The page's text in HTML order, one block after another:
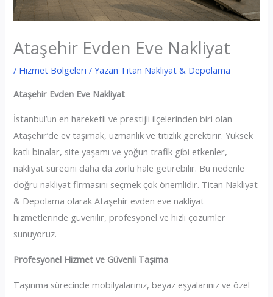
Ataşehir Evden Eve Nakliyat
/ Hizmet Bölgeleri / Yazan Titan Nakliyat & Depolama
Ataşehir Evden Eve Nakliyat
İstanbul’un en hareketli ve prestijli ilçelerinden biri olan
Ataşehir’de ev taşımak, uzmanlık ve titizlik gerektirir. Yüksek
katlı binalar, site yaşamı ve yoğun trafik gibi etkenler,
nakliyat sürecini daha da zorlu hale getirebilir. Bu nedenle
doğru nakliyat firmasını seçmek çok önemlidir. Titan Nakliyat
& Depolama olarak Ataşehir evden eve nakliyat
hizmetlerinde güvenilir, profesyonel ve hızlı çözümler
sunuyoruz.
Profesyonel Hizmet ve Güvenli Taşıma
Taşınma sürecinde mobilyalarınız, beyaz eşyalarınız ve özel